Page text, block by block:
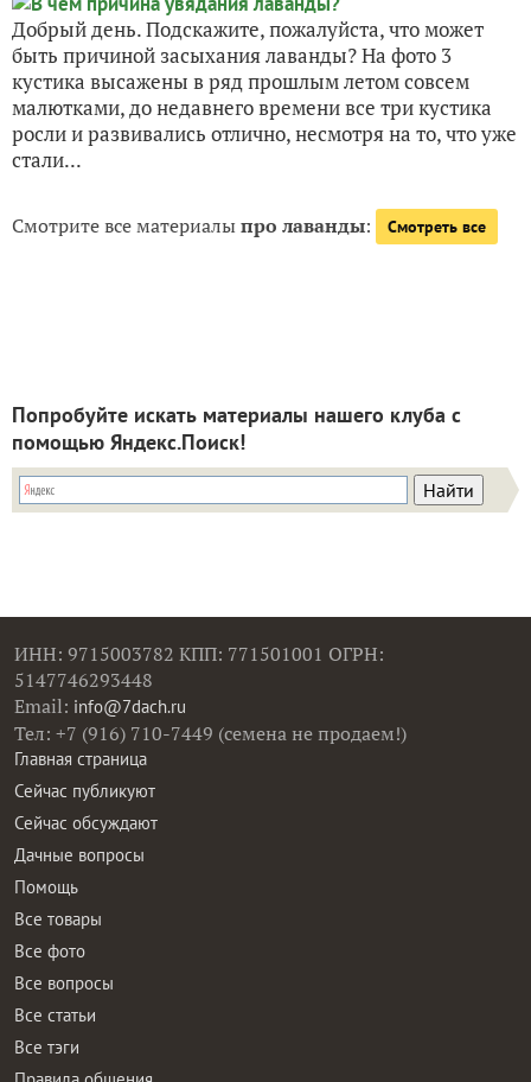
Добрый день. Подскажите, пожалуйста, что может
быть причиной засыхания лаванды? На фото 3
кустика высажены в ряд прошлым летом совсем
малютками, до недавнего времени все три кустика
росли и развивались отлично, несмотря на то, что уже
стали...
Смотрите все материалыпро лаванды: Смотреть все
Попробуйте искать материалы нашего клуба с
помощью Яндекс.Поиск!
ИНН: 9715003782 КПП: 771501001 ОГРН:
5147746293448
Email: info@7dach.ru
Тел: +7 (916) 710-7449 (семена не продаем!)
Главная страница
Сейчас публикуют
Сейчас обсуждают
Дачные вопросы
Помощь
Все товары
Все фото
Все вопросы
Все статьи
Все тэги